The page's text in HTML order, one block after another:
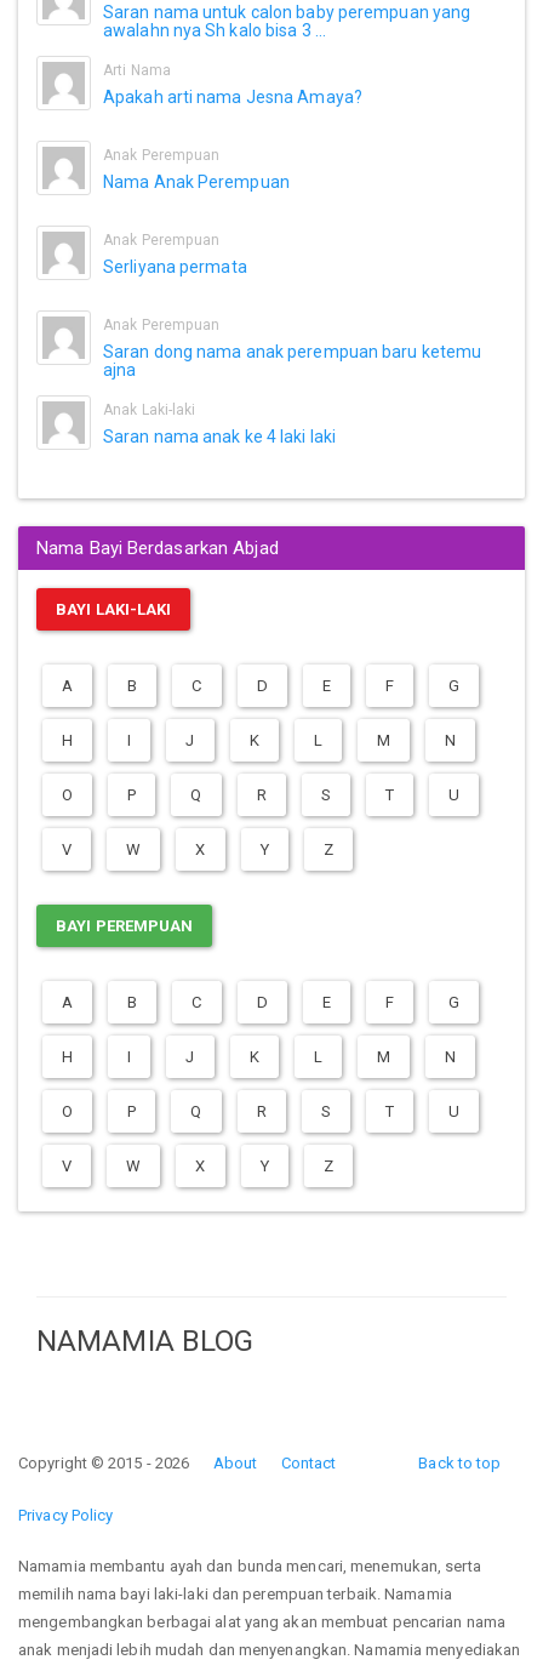
Saran nama untuk calon baby perempuan yang
awalahn nya Sh kalo bisa 3 ...
Arti Nama
Apakah arti nama Jesna Amaya?
Anak Perempuan
Nama Anak Perempuan
Anak Perempuan
Serliyana permata
Anak Perempuan
Saran dong nama anak perempuan baru ketemu
ajna
Anak Laki-laki
Saran nama anak ke 4 laki laki
Nama Bayi Berdasarkan Abjad
BAYI LAKI-LAKI
A B C D E F G
H I J K L M N
O P Q R S T U
V W X Y Z
BAYI PEREMPUAN
A B C D E F G
H I J K L M N
O P Q R S T U
V W X Y Z
NAMAMIA BLOG
Back to top
Copyright © 2015 - 2026 About Contact
Privacy Policy
Namamia membantu ayah dan bunda mencari, menemukan, serta
memilih nama bayi laki-laki dan perempuan terbaik. Namamia
mengembangkan berbagai alat yang akan membuat pencarian nama
anak menjadi lebih mudah dan menyenangkan. Namamia menyediakan